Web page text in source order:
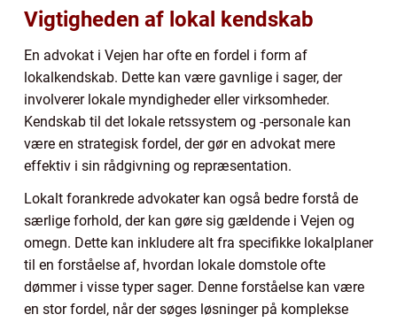
Vigtigheden af lokal kendskab
En advokat i Vejen har ofte en fordel i form af
lokalkendskab. Dette kan være gavnlige i sager, der
involverer lokale myndigheder eller virksomheder.
Kendskab til det lokale retssystem og -personale kan
være en strategisk fordel, der gør en advokat mere
effektiv i sin rådgivning og repræsentation.
Lokalt forankrede advokater kan også bedre forstå de
særlige forhold, der kan gøre sig gældende i Vejen og
omegn. Dette kan inkludere alt fra specifikke lokalplaner
til en forståelse af, hvordan lokale domstole ofte
dømmer i visse typer sager. Denne forståelse kan være
en stor fordel, når der søges løsninger på komplekse